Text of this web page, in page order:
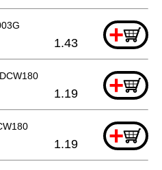
+
1.43
+
1.19
+
1.19